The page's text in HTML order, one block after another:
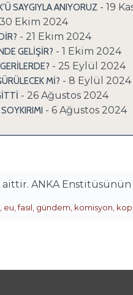
SAYGIYLA ANIYORUZ - 19
Ekim 2024
- 21 Ekim 2024
GELİŞİR? - 1 Ekim 2024
- 25 Eylül 2024
Mİ? - 8 Eylül 2024
- 26 Ağustos 2024
- 6 Ağustos 2024
ANKA
eu ,fasıl gündem komisyon